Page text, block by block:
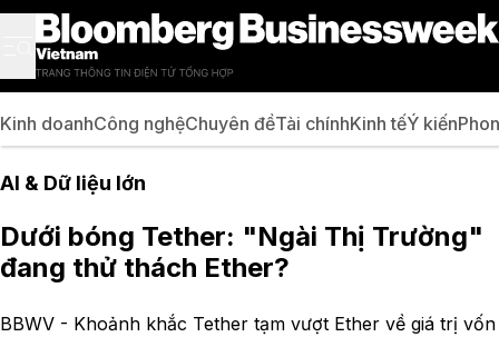
Kinh doanhCông nghệChuyên đềTài chínhKinh tếÝ kiến
AI & Dữ liệu lớn
Dưới bóng Tether: "Ngài Thị Trường"
đang thử thách Ether?
BBWV - Khoảnh khắc Tether tạm vượt Ether về giá trị vốn